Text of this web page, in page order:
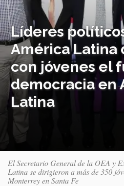
Líderes
América Latina
con jóvenes el
democracia en
Latina
El Secretario General de la OEA y
Latina se dirigieron a más de 350
Monterrey en Santa Fe